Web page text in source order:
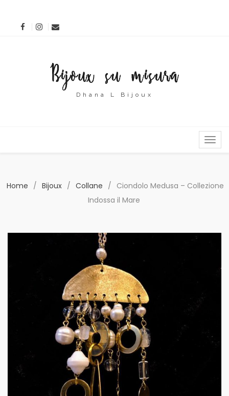
Dhana L Bijoux
MENU
Home / Bijoux / Collane / Ciondolo Medusa – Collezione
Indossa il Mare